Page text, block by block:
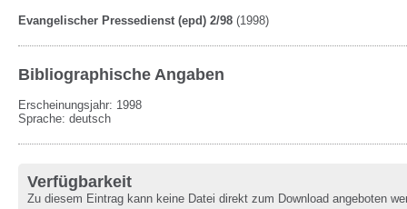
Evangelischer Pressedienst (epd) 2/98 (1998)
Bibliographische Angaben
Erscheinungsjahr: 1998
Sprache: deutsch
Verfügbarkeit
Zu diesem Eintrag kann keine Datei direkt zum Download angeboten